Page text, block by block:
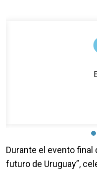
Durante el evento final
futuro de Uruguay”,